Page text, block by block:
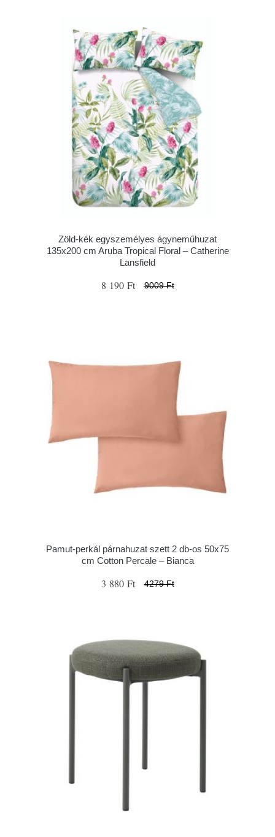
Zöld-kék egyszemélyes ágyneműhuzat
135x200 cm Aruba Tropical Floral – Catherine
Lansfield
8 190 Ft 9009 Ft
Pamut-perkál párnahuzat szett 2 db-os 50x75
cm Cotton Percale – Bianca
3 880 Ft 4279 Ft